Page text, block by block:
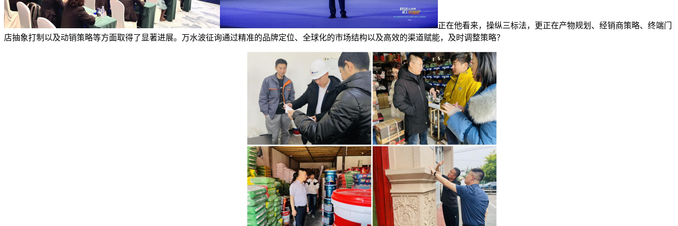
正在他看来，操纵三标法，更正在产物规划、经销商策略、终端门
店抽象打制以及动销策略等方面取得了显著进展。万水波征询通过精准的品牌定位、全球化的市场结构以及高效的渠道赋能，及时调整策略？